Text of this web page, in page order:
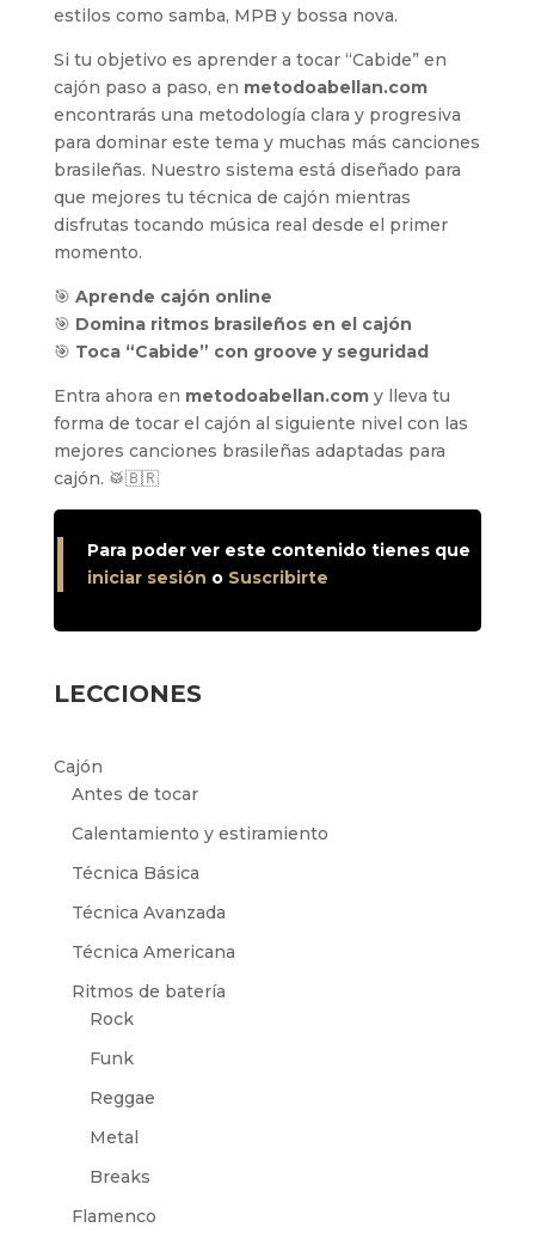
estilos como samba, MPB y bossa nova.
Si tu objetivo es aprender a tocar “Cabide” en
cajón paso a paso, en metodoabellan.com
encontrarás una metodología clara y progresiva
para dominar este tema y muchas más canciones
brasileñas. Nuestro sistema está diseñado para
que mejores tu técnica de cajón mientras
disfrutas tocando música real desde el primer
momento.
🎯 Aprende cajón online
🎯 Domina ritmos brasileños en el cajón
🎯 Toca “Cabide” con groove y seguridad
Entra ahora en metodoabellan.comy lleva tu
forma de tocar el cajón al siguiente nivel con las
mejores canciones brasileñas adaptadas para
cajón. 🥁🇧🇷
Para poder ver este contenido tienes que
iniciar sesión o Suscribirte
LECCIONES
Cajón
Antes de tocar
Calentamiento y estiramiento
Técnica Básica
Técnica Avanzada
Técnica Americana
Ritmos de batería
Rock
Funk
Reggae
Metal
Breaks
Flamenco